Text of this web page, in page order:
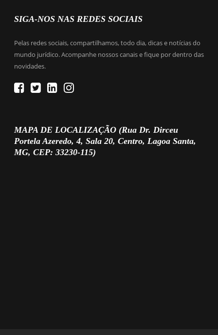
SIGA-NOS NAS REDES SOCIAIS
Pelas redes sociais, compartilhamos, todo dia, dicas e notícias do
mundo jurídico. Acompanhe nossos canais e fique por dentro das
novidades.
MAPA DE LOCALIZAÇÃO (Rua Dr. Dirceu
Portela Azeredo, 4, Sala 20, Centro, Lagoa Santa,
MG, CEP: 33230-115)